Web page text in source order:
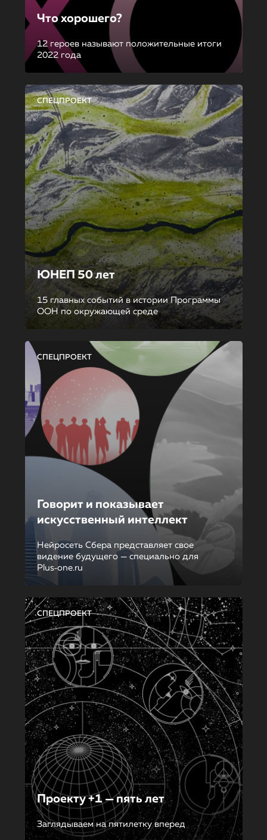
Что хорошего?
12 героев называют положительные итоги
2022 года
СПЕЦПРОЕКТ
ЮНЕП 50 лет
15 главных событий в истории Программы
ООН по окружающей среде
СПЕЦПРОЕКТ
Говорит и показывает
искусственный интеллект
Нейросеть Сбера представляет свое
видение будущего — специально для
Plus‑one.ru
СПЕЦПРОЕКТ
Проекту +1 — пять лет
Заглядываем на пятилетку вперед